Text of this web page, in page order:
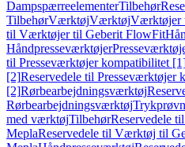
DampspærreelementerTilbehør
TilbehørVærktøjVærktøjVærktøjer
til Værktøjer til Geberit FlowFit
Håndpresseværktøjer
til Presseværktøjer kompatibilitet
[2]Reservedele til Presseværktøjer
[2]Rørbearbejdningsværktøj
Rørbearbejdningsværktøj
med værktøjTilbehørReservedele
MeplaReservedele til Værktøj til